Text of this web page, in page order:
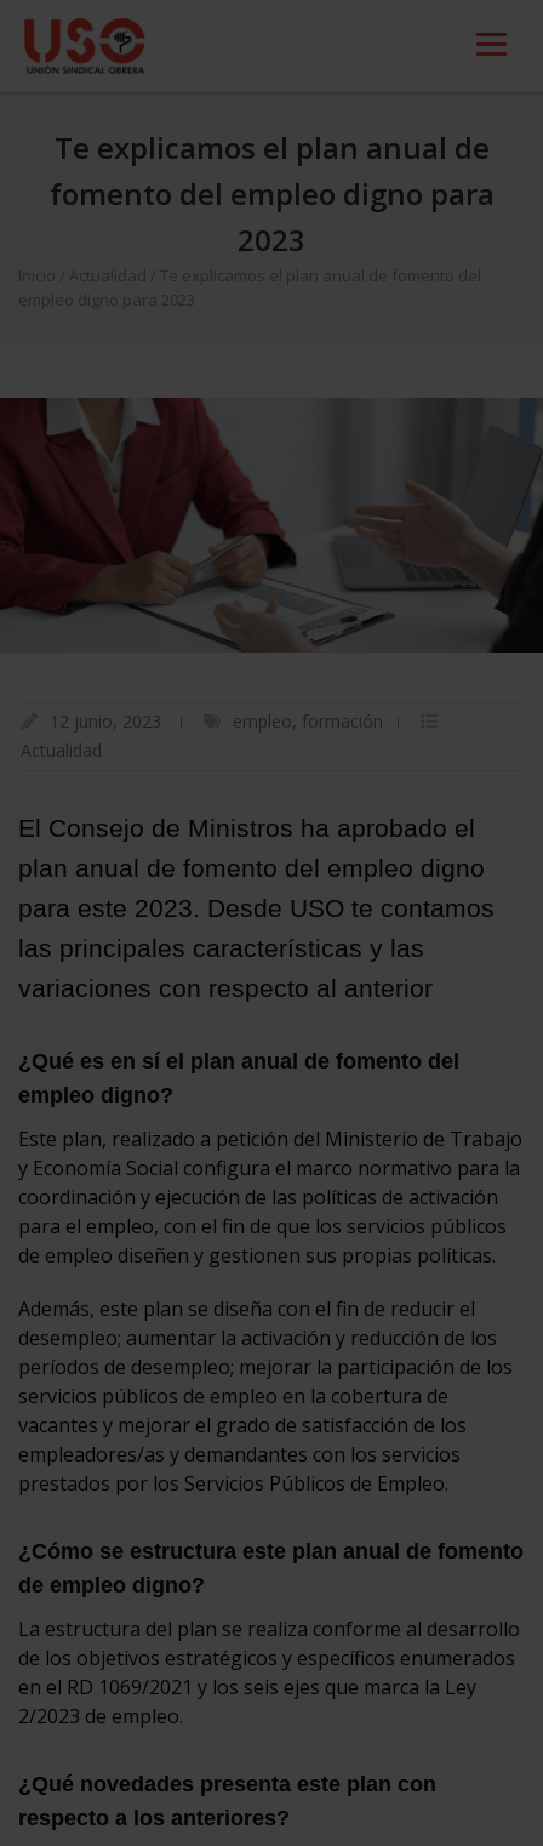
Te explicamos el plan anual de
fomento del empleo digno para
2023
Inicio Actualidad
Te explicamos el plan anual de fomento del
empleo digno para 2023
12 junio, 2023 empleo, formación
Actualidad
El Consejo de Ministros ha aprobado el
plan anual de fomento del empleo digno
para este 2023. Desde USO te contamos
las principales características y las
variaciones con respecto al anterior
¿Qué es en sí el plan anual de fomento del
empleo digno?
Este plan, realizado a petición del Ministerio de Trabajo
y Economía Social configura el marco normativo para la
coordinación y ejecución de las políticas de activación
para el empleo, con el fin de que los servicios públicos
de empleo diseñen y gestionen sus propias políticas.
Además, este plan se diseña con el fin de reducir el
desempleo; aumentar la activación y reducción de los
períodos de desempleo; mejorar la participación de los
servicios públicos de empleo en la cobertura de
vacantes y mejorar el grado de satisfacción de los
empleadores/as y demandantes con los servicios
prestados por los Servicios Públicos de Empleo.
¿Cómo se estructura este plan anual de fomento
de empleo digno?
La estructura del plan se realiza conforme al desarrollo
de los objetivos estratégicos y específicos enumerados
en el RD 1069/2021 y los seis ejes que marca la Ley
2/2023 de empleo.
¿Qué novedades presenta este plan con
respecto a los anteriores?